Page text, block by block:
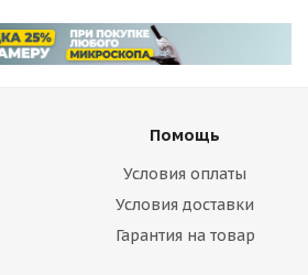
Помощь
Условия оплаты
Условия доставки
Гарантия на товар